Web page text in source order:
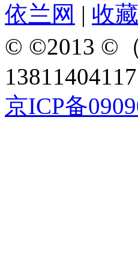
依兰网 | 收
© ©2013 ©
13811404117
京ICP备